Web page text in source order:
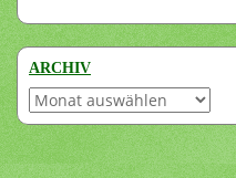
ARCHIV
Archiv